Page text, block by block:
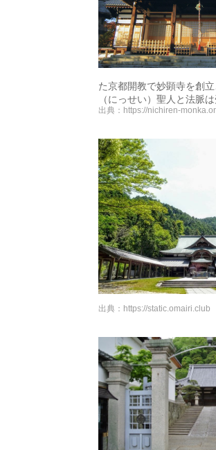
た京都開教で妙顕寺を創
（にっせい）聖人と法脈
出典： https://nichiren-
出典： https://static.omairi.club